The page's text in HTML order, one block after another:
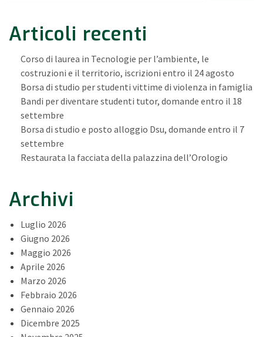
Articoli recenti
Corso di laurea in Tecnologie per l’ambiente, le
costruzioni e il territorio, iscrizioni entro il 24 agosto
Borsa di studio per studenti vittime di violenza in famiglia
Bandi per diventare studenti tutor, domande entro il 18
settembre
Borsa di studio e posto alloggio Dsu, domande entro il 7
settembre
Restaurata la facciata della palazzina dell’Orologio
Archivi
Luglio 2026
Giugno 2026
Maggio 2026
Aprile 2026
Marzo 2026
Febbraio 2026
Gennaio 2026
Dicembre 2025